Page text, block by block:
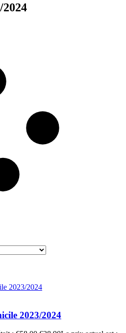
2023/2024